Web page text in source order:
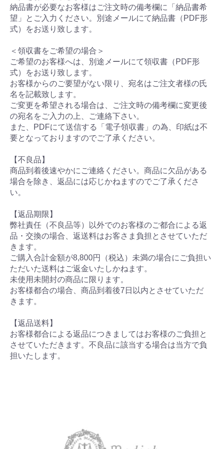
納品書が必要なお客様はご注文時の備考欄に「納品書希
望」とご入力ください。別途メールにて納品書（PDF形
式）をお送り致します。
＜領収書をご希望の場合＞
ご希望のお客様へは、別途メールにて領収書（PDF形
式）をお送り致します。
お客様からのご要望がない限り、宛名はご注文者様の氏
名を記載致します。
ご変更を希望される場合は、ご注文時の備考欄に変更後
の宛名をご入力の上、ご連絡下さい。
また、PDFにて送信する「電子領収書」の為、印紙は不
要となっておりますのでご了承ください。
【不良品】
商品到着後速やかにご連絡ください。商品に欠品がある
場合を除き、返品には応じかねますのでご了承くださ
い。
【返品期限】
弊社責任（不良品等）以外でのお客様のご都合による返
品・交換の場合、返送料はお客さま負担とさせていただ
きます。
ご購入合計金額が8,800円（税込）未満の場合にご負担い
ただいた送料はご返金いたしかねます。
未使用未開封の商品に限ります。
お客様都合の場合、商品到着後7日以内とさせていただ
きます。
【返品送料】
お客様都合による返品につきましてはお客様のご負担と
させていただきます。不良品に該当する場合は当方で負
担いたします。